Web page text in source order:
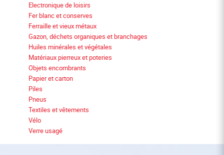
Electronique de loisirs
Fer blanc et conserves
Ferraille et vieux métaux
Gazon, déchets organiques et branchages
Huiles minérales et végétales
Matériaux pierreux et poteries
Objets encombrants
Papier et carton
Piles
Pneus
Textiles et vêtements
Vélo
Verre usagé